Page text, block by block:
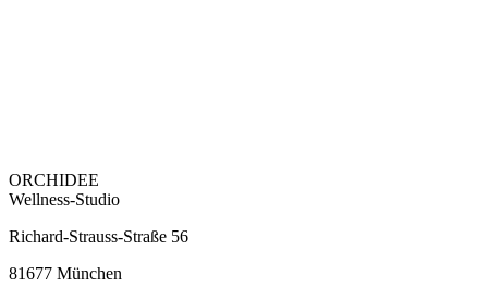
ORCHIDEE
Wellness-Studio
Richard-Strauss-Straße 56
81677 München